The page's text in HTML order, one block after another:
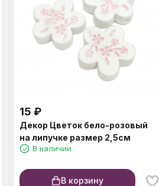
15 ₽
Декор Цветок бело-розовый
на липучке размер 2,5см
В наличии
В корзину